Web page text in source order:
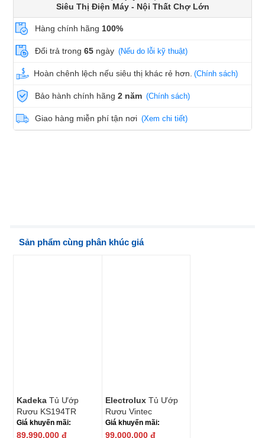
Siêu Thị Điện Máy - Nội Thất Chợ Lớn
Hàng chính hãng 100%
Đổi trả trong 65 ngày (Nếu do lỗi kỹ thuật)
Hoàn chênh lệch nếu siêu thị khác rẻ hơn. (Chính sách)
Bảo hành chính hãng 2 năm (Chính sách)
Giao hàng miễn phí tận nơi (Xem chi tiết)
Sản phẩm cùng phân khúc giá
Kadeka Tủ Ướp
Rượu KS194TR
Giá khuyến mãi:
89.990.000 đ
Electrolux Tủ Ướp
Rượu Vintec
V190SG2ES3
Giá khuyến mãi:
99.000.000 đ